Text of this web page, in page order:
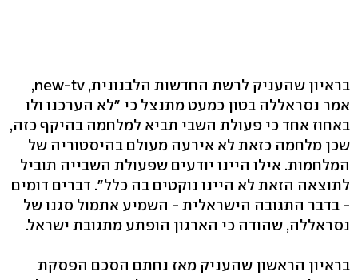
בראיון שהעניק לרשת החדשות הלבנונית, new-tv,
אמר נסראללה בטון כמעט מתנצל כי "לא הערכנו ולו
באחוז אחד כי פעולת השבי תביא למלחמה בהיקף כזה,
שכן מלחמה כזאת לא אירעה מעולם בהיסטוריה של
המלחמות. אילו היינו יודעים שפעולת השבייה תוביל
לתוצאה הזאת לא היינו נוקטים בה כלל". דברים דומים
- בדבר התגובה הישראלית - השמיע אתמול סגנו של
נסראללה, שהודה כי הארגון הופתע מתגובת ישראל.
בראיון הראשון שהעניק מאז נחתם הסכם הפסקת